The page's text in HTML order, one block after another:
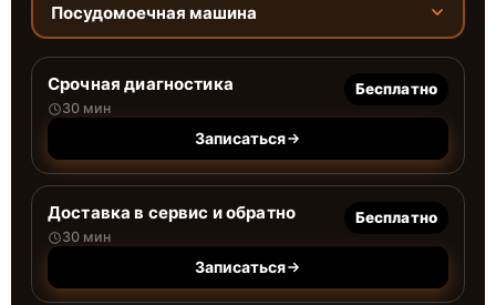
Посудомоечная машина
Срочная диагностика
30 мин
Бесплатно
Записаться
Доставка в сервис и обратно
30 мин
Бесплатно
Записаться